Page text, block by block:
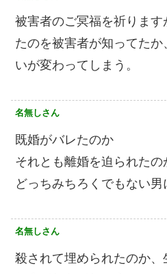
被害者のご冥福を祈りま
たのを被害者が知ってた
いが変わってしまう。
名無しさん
既婚がバレたのか
それとも離婚を迫られたの
どっちみちろくでもない
名無しさん
殺されて埋められたのか